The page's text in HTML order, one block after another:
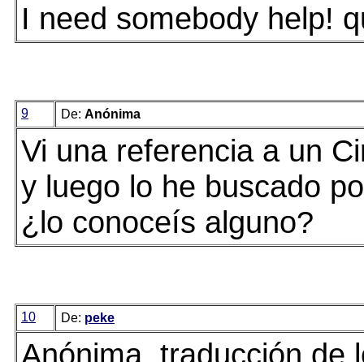
I need somebody help!
9 De: Anónima
Vi una referencia a un
y luego lo he buscado
¿lo conoceís alguno?
10 De: peke
Anónima, traducción de